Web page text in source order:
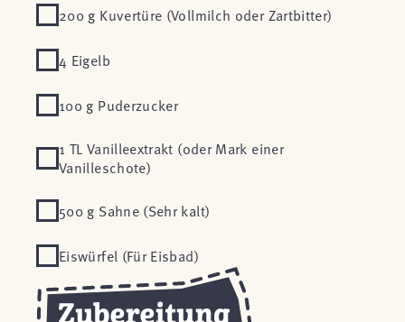
200 g Kuvertüre (Vollmilch oder Zartbitter)
4 Eigelb
100 g Puderzucker
1 TL Vanilleextrakt (oder Mark einer
Vanilleschote)
500 g Sahne (Sehr kalt)
Eiswürfel (Für Eisbad)